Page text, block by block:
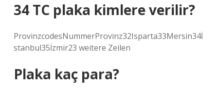
34 TC plaka kimlere verilir?
ProvinzcodesNummerProvinz32Isparta33Mersin34İ
stanbul35İzmir23 weitere Zeilen
Plaka kaç para?